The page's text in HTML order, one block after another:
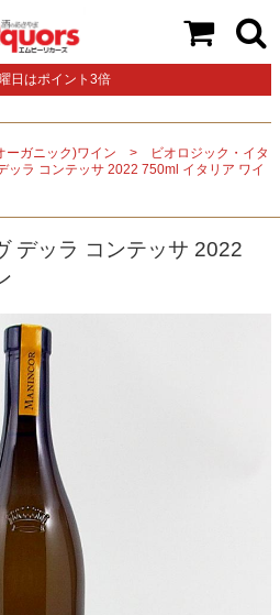
日はポイント3倍
ーガニック)ワイン
ビオロジック・イタ
ッラ コンテッサ 2022 750ml イタリア ワイ
デッラ コンテッサ 2022